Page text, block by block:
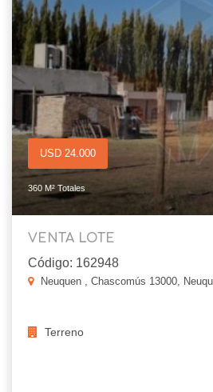
USD 24.000
360 M² Totales
VENTA LOTE
Código: 162948
Neuquen , Chascomús 13000,
Terreno